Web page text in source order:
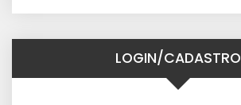
LOGIN/CADASTRO